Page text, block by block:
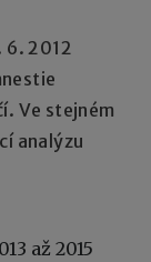
2012
Ve stejném
analýzu
až 2015